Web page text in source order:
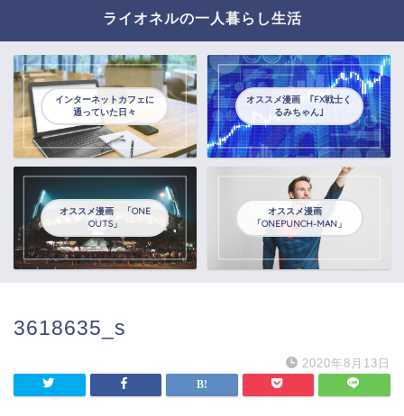
ライオネルの一人暮らし生活
インターネットカフェに
通っていた日々
オススメ漫画 ｢FX戦士く
るみちゃん｣
オススメ漫画 「ONE
OUTS」
オススメ漫画
「ONEPUNCH-MAN」
3618635_s
2020年8月13日